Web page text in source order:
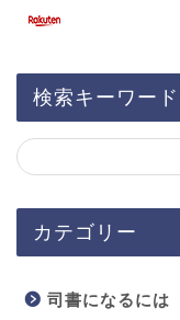
検索キーワード
カテゴリー
司書になるには